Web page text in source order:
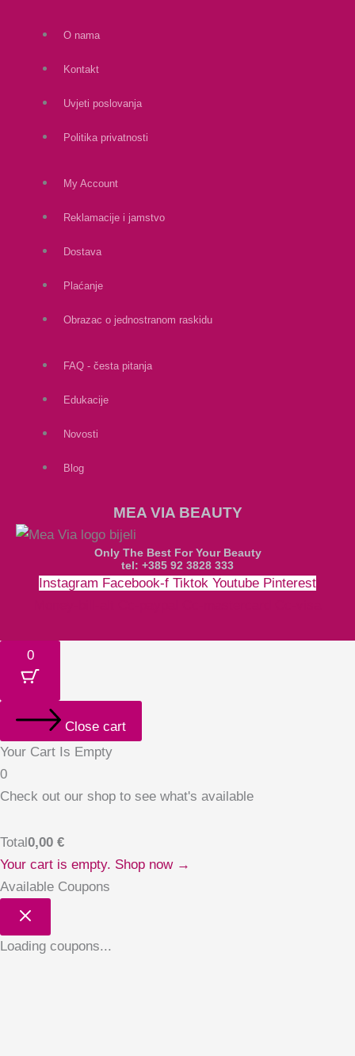
O nama
Kontakt
Uvjeti poslovanja
Politika privatnosti
My Account
Reklamacije i jamstvo
Dostava
Plaćanje
Obrazac o jednostranom raskidu
FAQ - česta pitanja
Edukacije
Novosti
Blog
MEA VIA BEAUTY
Only The Best For Your Beauty
tel: +385 92 3828 333
Instagram Facebook-f Tiktok Youtube Pinterest
0
Close cart
Your Cart Is Empty
0
Check out our shop to see what's available
Total0,00 €
Your cart is empty. Shop now →
Available Coupons
Loading coupons...